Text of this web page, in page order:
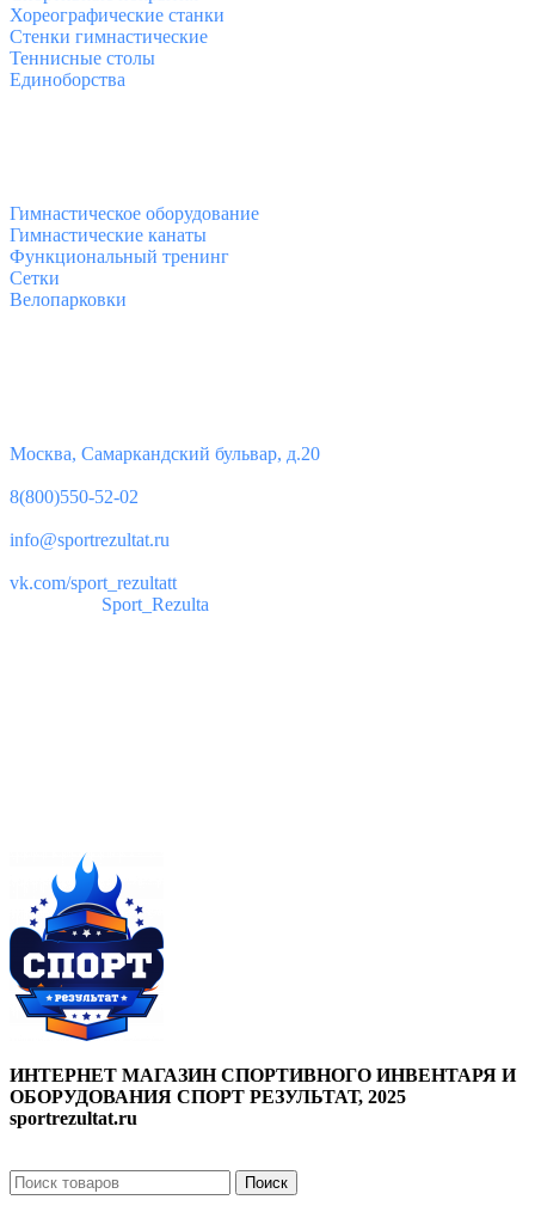
Хореографические станки
Стенки гимнастические
Теннисные столы
Единоборства
Гимнастическое оборудование
Гимнастические канаты
Функциональный тренинг
Сетки
Велопарковки
Москва, Самаркандский бульвар, д.20
8(800)550-52-02
info@sportrezultat.ru
vk.com/sport_rezultatt
Sport_Rezulta
ИНТЕРНЕТ МАГАЗИН СПОРТИВНОГО ИНВЕНТАРЯ И
ОБОРУДОВАНИЯ СПОРТ РЕЗУЛЬТАТ, 2025
sportrezultat.ru
Поиск